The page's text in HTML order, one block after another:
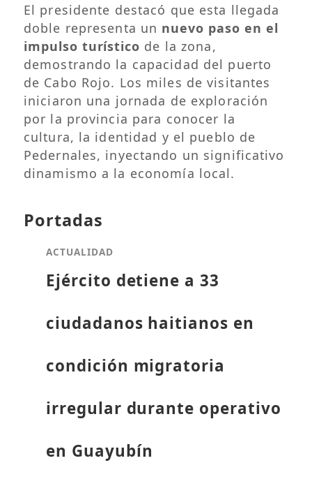
El presidente destacó que esta llegada
doble representa un nuevo paso en el
impulso turístico de la zona,
demostrando la capacidad del puerto
de Cabo Rojo. Los miles de visitantes
iniciaron una jornada de exploración
por la provincia para conocer la
cultura, la identidad y el pueblo de
Pedernales, inyectando un significativo
dinamismo a la economía local.
Portadas
ACTUALIDAD
Ejército detiene a 33
ciudadanos haitianos en
condición migratoria
irregular durante operativo
en Guayubín